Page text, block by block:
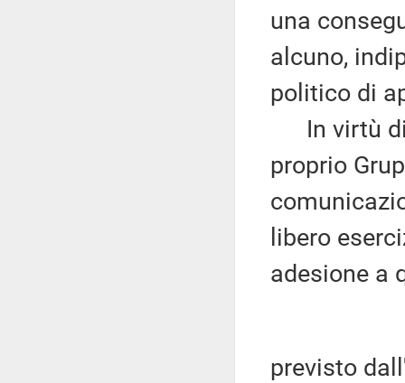
una
alcuno,
politico di
In virtù di
proprio
libero
adesione a
previsto